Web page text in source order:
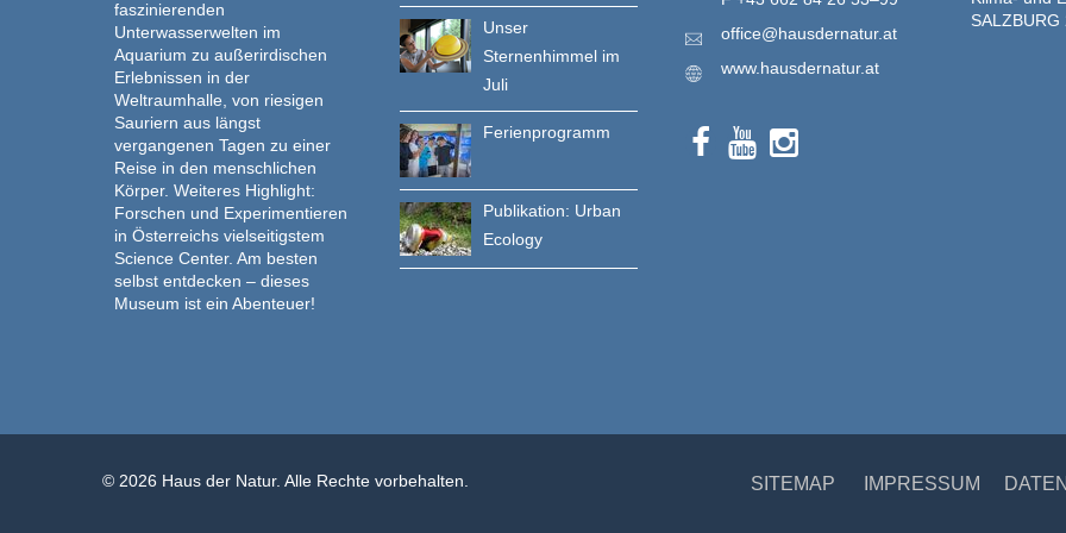
faszinierenden
Unterwasserwelten im
Aquarium zu außerirdischen
Erlebnissen in der
Weltraumhalle, von riesigen
Sauriern aus längst
vergangenen Tagen zu einer
Reise in den menschlichen
Körper. Weiteres Highlight:
Forschen und Experimentieren
in Österreichs vielseitigstem
Science Center. Am besten
selbst entdecken – dieses
Museum ist ein Abenteuer!
Unser
Sternenhimmel im
Juli
Ferienprogramm
Publikation: Urban
Ecology
office@hausdernatur.at
www.hausdernatur.at
SALZBURG
© 2026 Haus der Natur. Alle Rechte vorbehalten. SITEMAP IMPRESSUM